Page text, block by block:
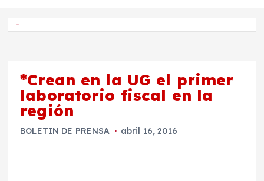
n El Salmantino - medios/noticias/editorial
*Crean en la UG el primer
laboratorio fiscal en la
región
BOLETIN DE PRENSA abril 16, 2016